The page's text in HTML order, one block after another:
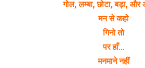
गोल, लम्बा, छोटा, बड़ा,
मन से कहो
गिनो तो
पर हाँ…
मनमाने नहीं